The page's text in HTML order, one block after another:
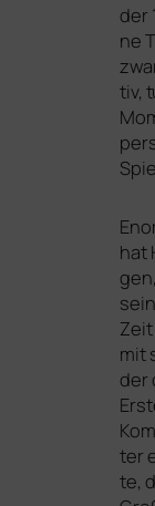
der
ne
tiv,
hat
mit
der
ter
te,